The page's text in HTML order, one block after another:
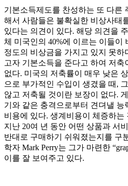
기본소득제도를 찬성하는 또 다른
해서 사람들은 불확실한 비상사태
있다는 의견이 있다. 해당 의견을
체 미국인의 40%에 이르는 이들이
정도의 비상금을 가지고 있지 못하
고자 기본소득을 준다고 하여 저축
없다. 미국의 저축률이 매우 낮은
으로 부가적인 수입이 생겼을 때,
않고 저축될 것이란 보장이 없다.
기와 같은 충격으로부터 견뎌낼 능
비용에 있다. 생계비용이 체증하는
지난 20여 년 동안 어떤 상품과 서
반대로 구매하기 쉬워졌는지를 구
학자 Mark Perry는 그가 마련한
이를 잘 보여주고 있다.